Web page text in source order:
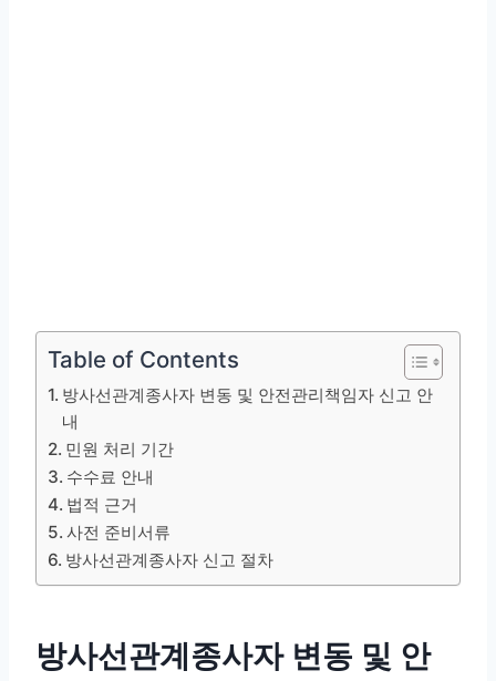
Table of Contents
방사선관계종사자 변동 및 안전관리책임자 신고 안
내
민원 처리 기간
수수료 안내
법적 근거
사전 준비서류
방사선관계종사자 신고 절차
방사선관계종사자 변동 및 안